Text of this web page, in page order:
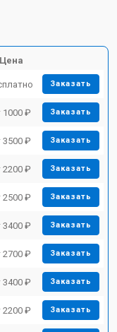
Цена
Заказать
1000 ₽ Заказать
3500 ₽ Заказать
2200 ₽ Заказать
2500 ₽ Заказать
3400 ₽ Заказать
2700 ₽ Заказать
3400 ₽ Заказать
2200 ₽ Заказать